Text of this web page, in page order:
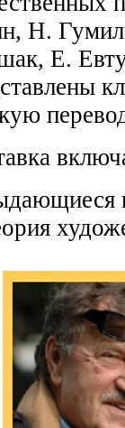
Н.
Е.